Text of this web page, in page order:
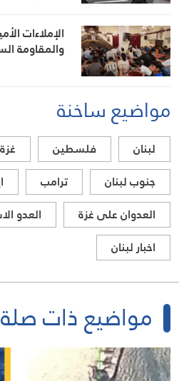
الإملاءات
والمقاومة
مواضيع ساخنة
لبنان فلسطين غزة
جنوب لبنان
ترامب
العدوان على غزة
العدو
اخبار لبنان
مواضيع ذات صلة